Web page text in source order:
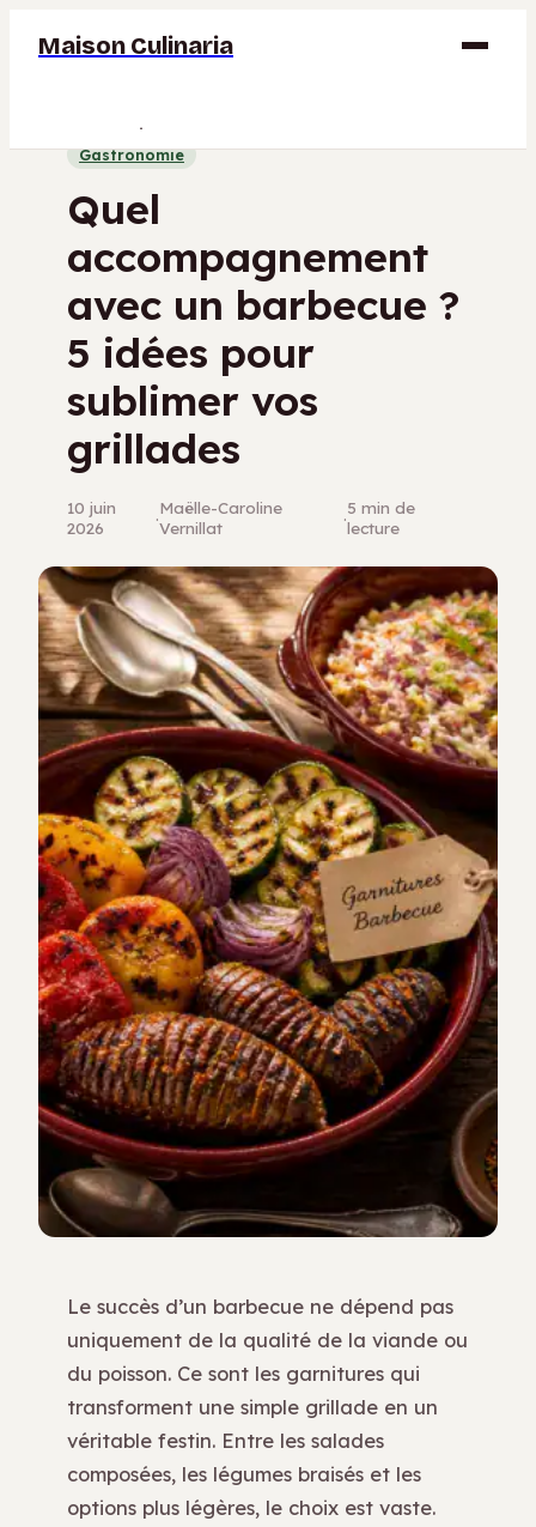
Maison Culinaria
Gastronomie
Bricolage
Gastronomie
Quel
accompagnement
avec un barbecue ?
5 idées pour
sublimer vos
grillades
10 juin
2026
·Maëlle-Caroline
Vernillat
·5 min de
lecture
Le succès d’un barbecue ne dépend pas
uniquement de la qualité de la viande ou
du poisson. Ce sont les garnitures qui
transforment une simple grillade en un
véritable festin. Entre les salades
composées, les légumes braisés et les
options plus légères, le choix est vaste.